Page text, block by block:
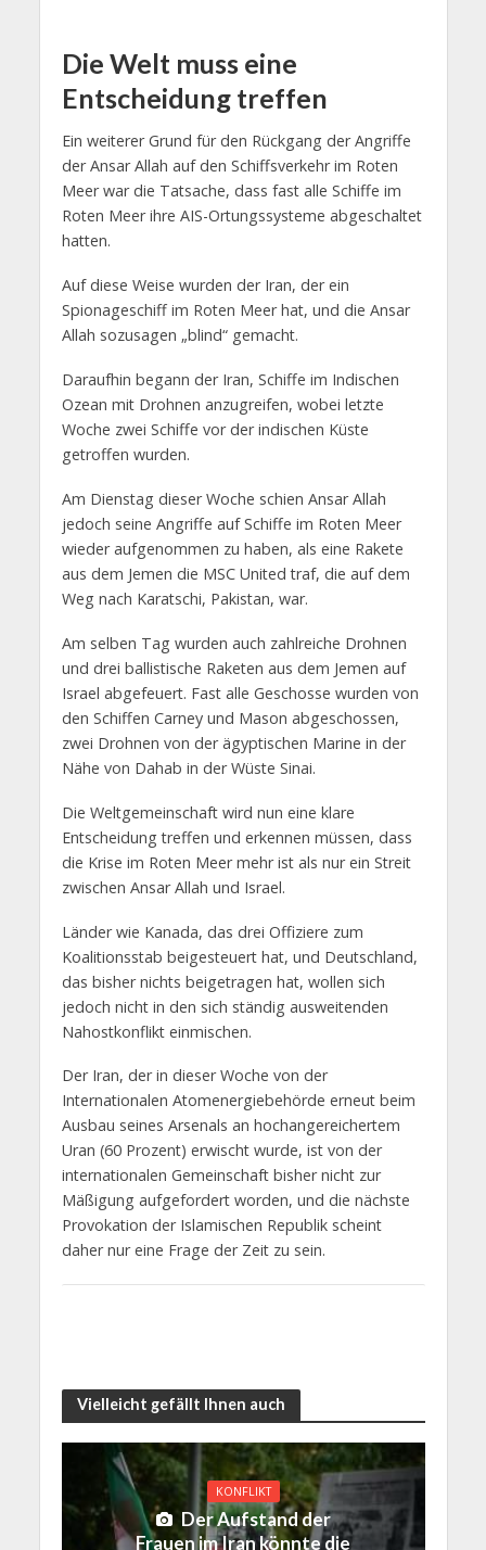
Die Welt muss eine
Entscheidung treffen
Ein weiterer Grund für den Rückgang der Angriffe
der Ansar Allah auf den Schiffsverkehr im Roten
Meer war die Tatsache, dass fast alle Schiffe im
Roten Meer ihre AIS-Ortungssysteme abgeschaltet
hatten.
Auf diese Weise wurden der Iran, der ein
Spionageschiff im Roten Meer hat, und die Ansar
Allah sozusagen „blind“ gemacht.
Daraufhin begann der Iran, Schiffe im Indischen
Ozean mit Drohnen anzugreifen, wobei letzte
Woche zwei Schiffe vor der indischen Küste
getroffen wurden.
Am Dienstag dieser Woche schien Ansar Allah
jedoch seine Angriffe auf Schiffe im Roten Meer
wieder aufgenommen zu haben, als eine Rakete
aus dem Jemen die MSC United traf, die auf dem
Weg nach Karatschi, Pakistan, war.
Am selben Tag wurden auch zahlreiche Drohnen
und drei ballistische Raketen aus dem Jemen auf
Israel abgefeuert. Fast alle Geschosse wurden von
den Schiffen Carney und Mason abgeschossen,
zwei Drohnen von der ägyptischen Marine in der
Nähe von Dahab in der Wüste Sinai.
Die Weltgemeinschaft wird nun eine klare
Entscheidung treffen und erkennen müssen, dass
die Krise im Roten Meer mehr ist als nur ein Streit
zwischen Ansar Allah und Israel.
Länder wie Kanada, das drei Offiziere zum
Koalitionsstab beigesteuert hat, und Deutschland,
das bisher nichts beigetragen hat, wollen sich
jedoch nicht in den sich ständig ausweitenden
Nahostkonflikt einmischen.
Der Iran, der in dieser Woche von der
Internationalen Atomenergiebehörde erneut beim
Ausbau seines Arsenals an hochangereichertem
Uran (60 Prozent) erwischt wurde, ist von der
internationalen Gemeinschaft bisher nicht zur
Mäßigung aufgefordert worden, und die nächste
Provokation der Islamischen Republik scheint
daher nur eine Frage der Zeit zu sein.
Vielleicht gefällt Ihnen auch
KONFLIKT
Der Aufstand der
Frauen im Iran könnte die